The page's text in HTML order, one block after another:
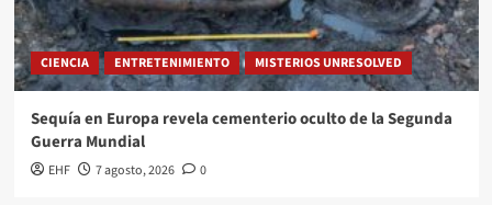
CIENCIA ENTRETENIMIENTO MISTERIOS UNRESOLVED
Sequía en Europa revela cementerio oculto de la Segunda
Guerra Mundial
EHF 7 agosto, 2026 0